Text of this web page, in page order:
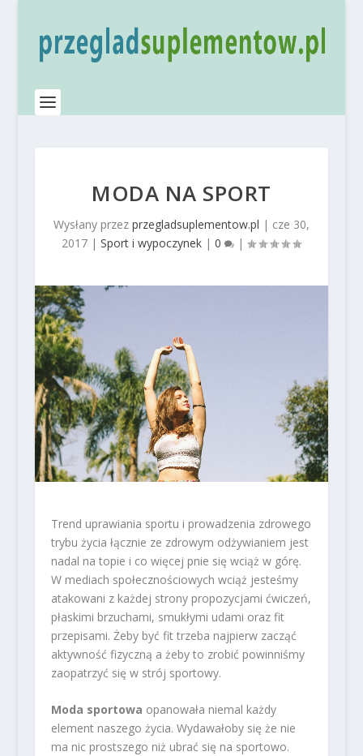
MODA NA SPORT
Wysłany przez przegladsuplementow.pl | cze 30,
2017 |Sport i wypoczynek |0 |
Trend uprawiania sportu i prowadzenia zdrowego
trybu życia łącznie ze zdrowym odżywianiem jest
nadal na topie i co więcej pnie się wciąż w górę.
W mediach społecznościowych wciąż jesteśmy
atakowani z każdej strony propozycjami ćwiczeń,
płaskimi brzuchami, smukłymi udami oraz fit
przepisami. Żeby być fit trzeba najpierw zacząć
aktywność fizyczną a żeby to zrobić powinniśmy
zaopatrzyć się w strój sportowy.
Moda sportowa opanowała niemal każdy
element naszego życia. Wydawałoby się że nie
ma nic prostszego niż ubrać się na sportowo.